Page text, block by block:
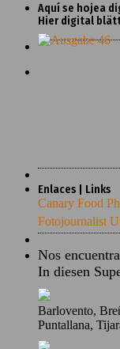
Aquí se hojea
Hier digital
Enlaces | Links
Canary Food
Fotojournalist
Nos
In diesen
Barlovento,
Puntallana,